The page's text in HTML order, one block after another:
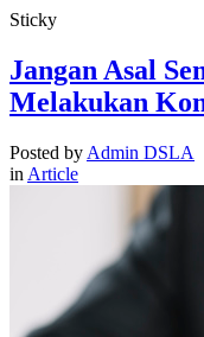
Sticky
Jangan Asal
Melakukan
Posted by Admin DSLA
in Article